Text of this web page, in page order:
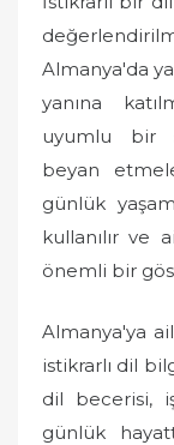
Almanya'da
yanına
uyumlu bir
beyan
günlük
kullanılır ve
önemli bir
Almanya'ya
istikrarlı dil
dil becerisi,
günlük